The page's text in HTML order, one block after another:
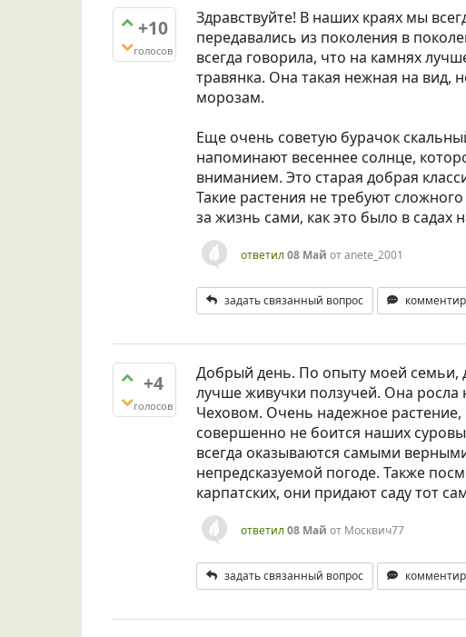
+10
голосов
Здравствуйте! В наших краях мы
передавались из поколения в
всегда говорила, что на камнях
травянка. Она такая нежная на вид,
морозам.
Еще очень советую бурачок
напоминают весеннее солнце,
вниманием. Это старая добрая
Такие растения не требуют
за жизнь сами, как это было в садах
ответил 08 Май отanete_2001
задать связанный вопрос
+4
голосов
Добрый день. По опыту моей семьи,
лучше живучки ползучей. Она росла
Чеховом. Очень надежное
совершенно не боится наших
всегда оказываются самыми
непредсказуемой погоде. Также
карпатских, они придают саду тот
ответил 08 Май от Москвич77
задать связанный вопрос